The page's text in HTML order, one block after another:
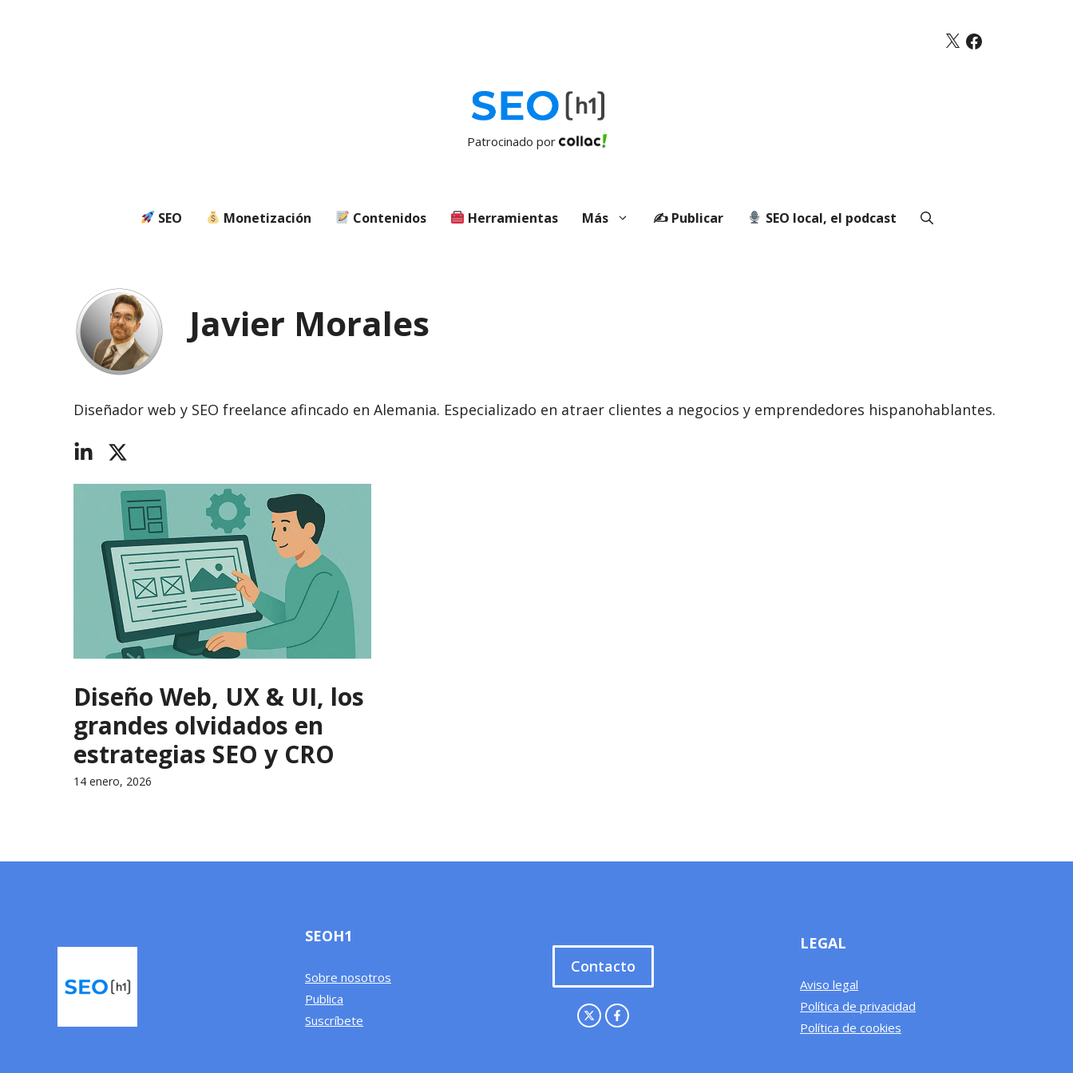
X Facebook
Patrocinado por
SEO Monetización Contenidos Herramientas Más ✍️ Publicar SEO local, el podcast
Javier Morales
Diseñador web y SEO freelance afincado en Alemania. Especializado en atraer clientes a negocios y emprendedores hispanohablantes.
Diseño Web, UX & UI, los
grandes olvidados en
estrategias SEO y CRO
14 enero, 2026
SEOH1
Sobre nosotros
Publica
Suscríbete
Contacto
LEGAL
Aviso legal
Política de privacidad
Política de cookies